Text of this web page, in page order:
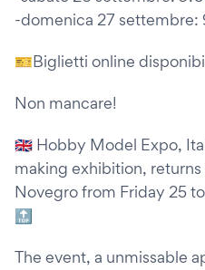
-domenica 27 settembre:
🎫Biglietti online
Non mancare!
🇬🇧 Hobby Model Expo,
making exhibition, returns
Novegro from Friday 25
🔝
The event, a unmissable